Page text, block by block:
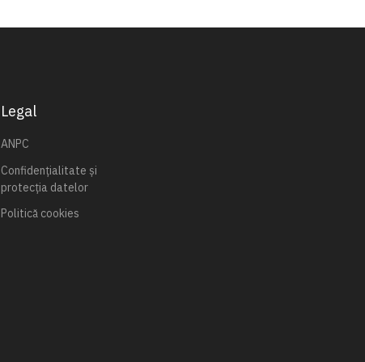
Legal
ANPC
Confidențialitate și
protecția datelor
Politică cookies